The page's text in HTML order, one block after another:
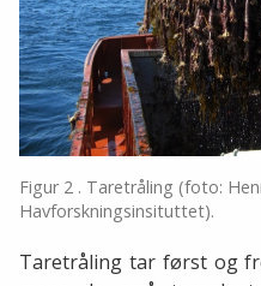
Figur 2 . Taretråling (foto:
Havforskningsinsituttet).
Taretråling tar først og